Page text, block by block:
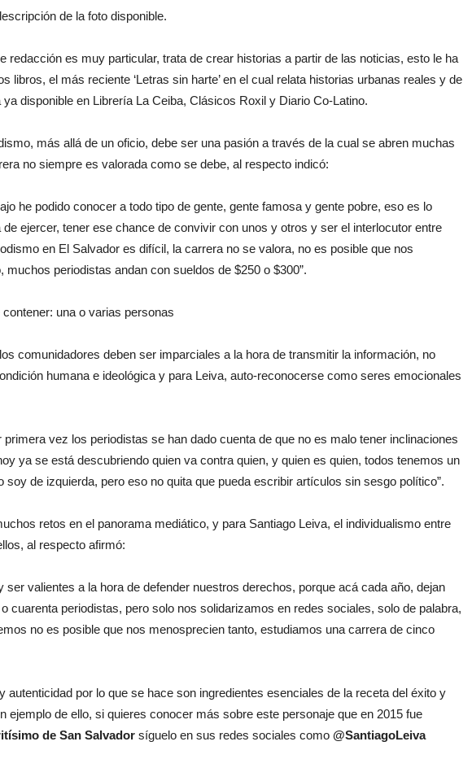
redacción es muy particular, trata de crear historias a partir de las noticias, esto le ha
libros, el más reciente ‘Letras sin harte’ en el cual relata historias urbanas reales y de
disponible en Librería La Ceiba, Clásicos Roxil y Diario Co-Latino.
más allá de un oficio, debe ser una pasión a través de la cual se abren muchas
no siempre es valorada como se debe, al respecto indicó:
he podido conocer a todo tipo de gente, gente famosa y gente pobre, eso es lo
de ejercer, tener ese chance de convivir con unos y otros y ser el interlocutor entre
en El Salvador es difícil, la carrera no se valora, no es posible que nos
muchos periodistas andan con sueldos de $250 o $300”.
comunidadores deben ser imparciales a la hora de transmitir la información, no
humana e ideológica y para Leiva, auto-reconocerse como seres emocionales
primera vez los periodistas se han dado cuenta de que no es malo tener inclinaciones
ya se está descubriendo quien va contra quien, y quien es quien, todos tenemos un
soy de izquierda, pero eso no quita que pueda escribir artículos sin sesgo político”.
retos en el panorama mediático, y para Santiago Leiva, el individualismo entre
al respecto afirmó:
ser valientes a la hora de defender nuestros derechos, porque acá cada año, dejan
cuarenta periodistas, pero solo nos solidarizamos en redes sociales, solo de palabra,
no es posible que nos menosprecien tanto, estudiamos una carrera de cinco
autenticidad por lo que se hace son ingredientes esenciales de la receta del éxito y
ejemplo de ello, si quieres conocer más sobre este personaje que en 2015 fue
de San Salvador síguelo en sus redes sociales como @SantiagoLeiva